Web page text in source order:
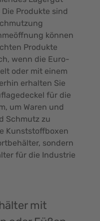
Produkte sind
können
Produkte
wenn die Euro-
oder mit einem
erhalten Sie
für die
um Waren und
Schmutz zu
Kunststoffboxen
sondern
für die Industrie
mit